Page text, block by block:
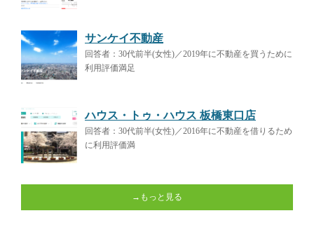
サンケイ不動産
回答者：30代前半(女性)／2019年に不動産を買うために
利用評価満足
ハウス・トゥ・ハウス 板橋東口店
回答者：30代前半(女性)／2016年に不動産を借りるため
に利用評価満
→もっと見る